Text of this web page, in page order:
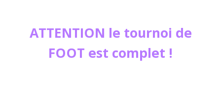
ATTENTION le tournoi de
FOOT est complet !